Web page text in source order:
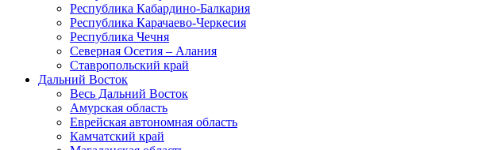
Республика Кабардино-Балкария
Республика Карачаево-Черкесия
Республика Чечня
Северная Осетия – Алания
Ставропольский край
Дальний Восток
Весь Дальний Восток
Амурская область
Еврейская автономная область
Камчатский край